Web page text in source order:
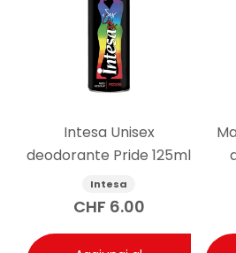
Intesa Unisex
deodorante Pride 125ml
Intesa
CHF 6.00